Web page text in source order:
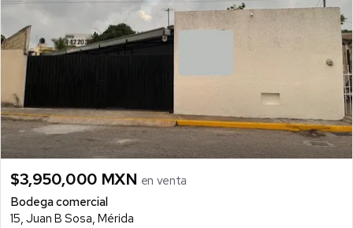
$3,950,000 MXN en venta
Bodega comercial
15, Juan B Sosa, Mérida